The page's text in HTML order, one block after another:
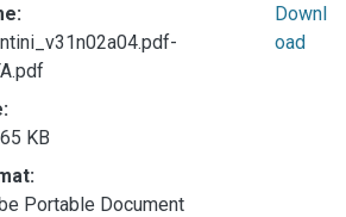
KB
Portable Document
Downl
oad